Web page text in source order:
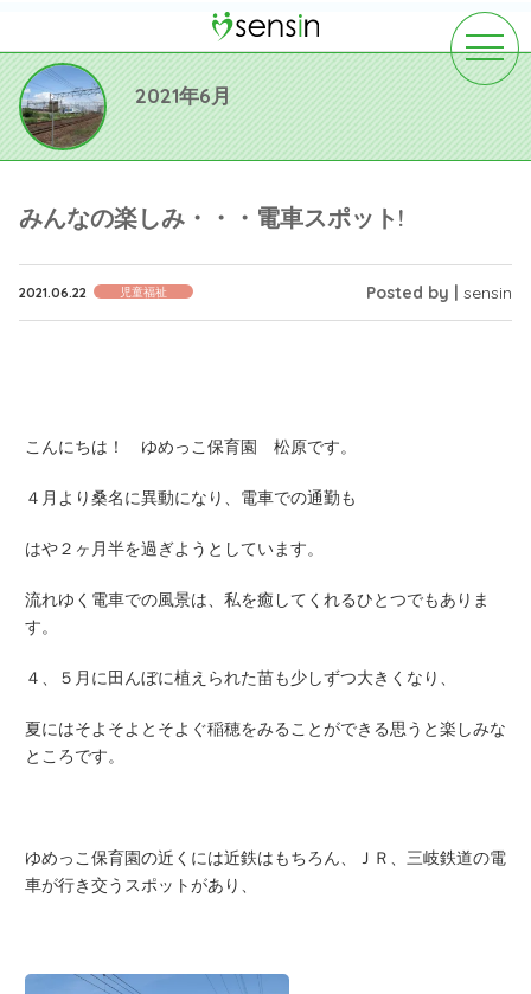
toggle
2021年6月
みんなの楽しみ・・・電車スポット!
2021.06.22 児童福祉 Posted by | sensin
こんにちは！ ゆめっこ保育園 松原です。
４月より桑名に異動になり、電車での通勤も
はや２ヶ月半を過ぎようとしています。
流れゆく電車での風景は、私を癒してくれるひとつでもありま
す。
４、５月に田んぼに植えられた苗も少しずつ大きくなり、
夏にはそよそよとそよぐ稲穂をみることができる思うと楽しみな
ところです。
ゆめっこ保育園の近くには近鉄はもちろん、ＪＲ、三岐鉄道の電
車が行き交うスポットがあり、